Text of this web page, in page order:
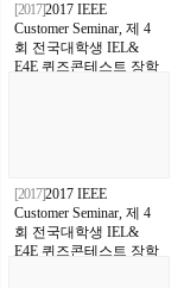
[2017]2017 IEEE
Customer Seminar, 제 4
회 전국대학생 IEL&
E4E 퀴즈콘테스트 장학
[2017]2017 IEEE
Customer Seminar, 제 4
회 전국대학생 IEL&
E4E 퀴즈콘테스트 장학